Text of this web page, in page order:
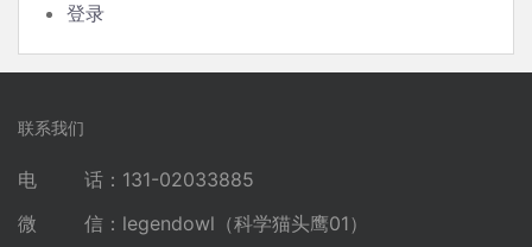
登录
联系我们
电 话：131-02033885
微 信：legendowl（科学猫头鹰01）